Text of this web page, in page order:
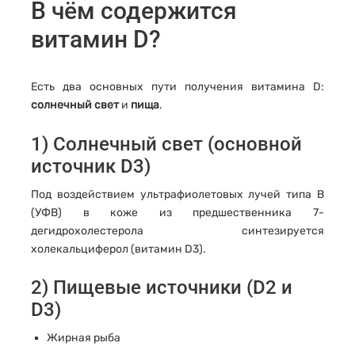
В чём содержится
витамин D?
Есть два основных пути получения витамина D:
солнечный свети пища.
1) Солнечный свет (основной
источник D3)
Под воздействием ультрафиолетовых лучей типа B
(УФB) в коже из предшественника 7-
дегидрохолестерола синтезируется
холекальциферол (витамин D3).
2) Пищевые источники (D2 и
D3)
Жирная рыба